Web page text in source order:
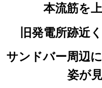
本流筋を
旧発電所跡近
サンドバー周辺
姿が